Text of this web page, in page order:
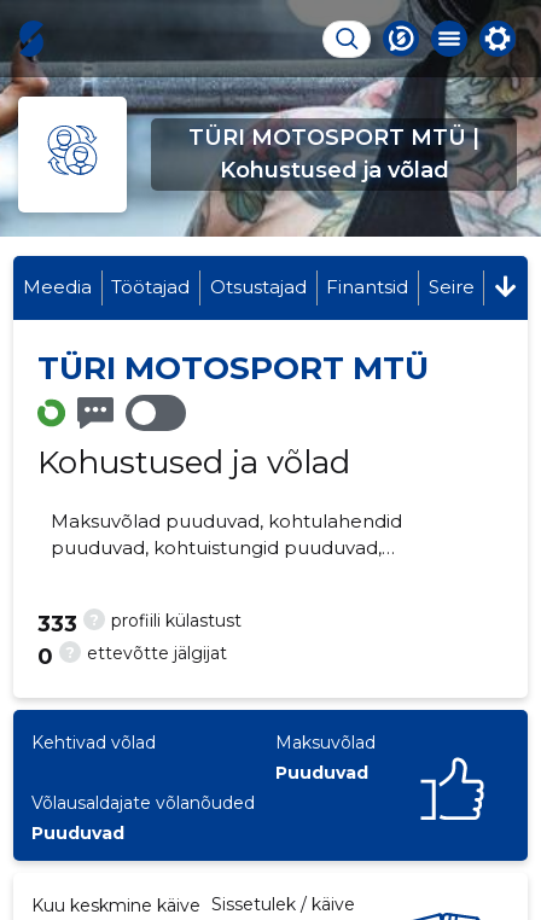
TÜRI MOTOSPORT MTÜ |
Kohustused ja võlad
Meedia Töötajad Otsustajad Finantsid Seire
TÜRI MOTOSPORT MTÜ
Kohustused ja võlad
Maksuvõlad puuduvad, kohtulahendid
puuduvad, kohtuistungid puuduvad,
+372 55666155
? profiili külastust
333
? ettevõtte jälgijat
0
Kehtivad võlad
Maksuvõlad
Puuduvad
Võlausaldajate võlanõuded
Puuduvad
Kuu keskmine käive Sissetulek / käive